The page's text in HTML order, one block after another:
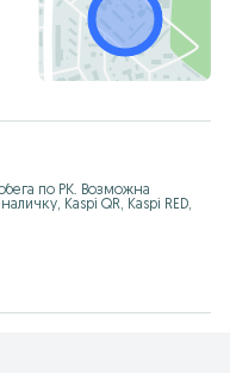
по РК. Возможна
Kaspi QR, Kaspi RED,